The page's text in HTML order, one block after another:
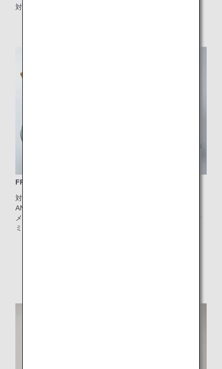
対象クラス：ファーストクラス
FRANZI（フランツィ）のアメニティポーチ
対象クラス：ビジネスクラス
ANAオリジナルデザイン。FRANZI（フランツィ）が機内ア
メニティを手掛けるのは世界初！CULTI MILANO（クルティ
ミラノ）の化粧品入り